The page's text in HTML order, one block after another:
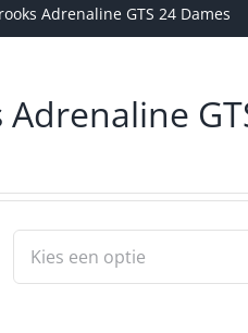
Adrenaline GTS 24 Dames
Adrenaline